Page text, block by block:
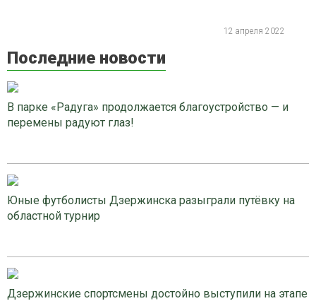
12 апреля 2022
Последние новости
В парке «Радуга» продолжается благоустройство — и
перемены радуют глаз!
Юные футболисты Дзержинска разыграли путёвку на
областной турнир
Дзержинские спортсмены достойно выступили на этапе